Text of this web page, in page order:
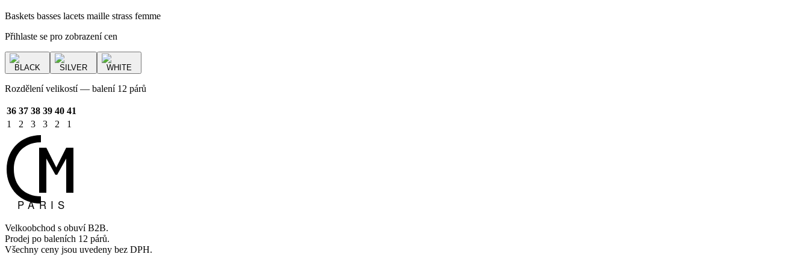
Baskets basses lacets maille strass femme
Přihlaste se pro zobrazení cen
BLACK SILVER WHITE
Rozdělení velikostí — balení 12 párů
36 37 38 39 40 41
1
2 3 3 2 1
Velkoobchod s obuví B2B.
Prodej po baleních 12 párů.
Všechny ceny jsou uvedeny bez DPH.